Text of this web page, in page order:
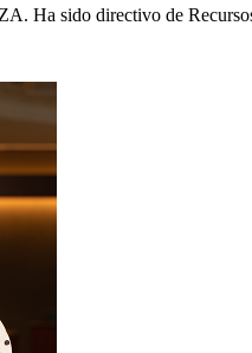
Ha sido directivo de